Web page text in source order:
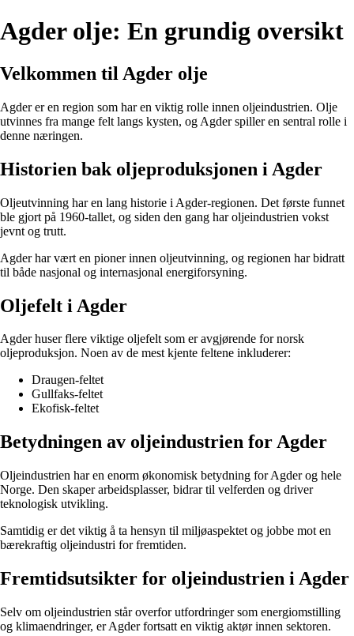
Agder olje: En grundig oversikt
Velkommen til Agder olje
Agder er en region som har en viktig rolle innen oljeindustrien. Olje
utvinnes fra mange felt langs kysten, og Agder spiller en sentral rolle i
denne næringen.
Historien bak oljeproduksjonen i Agder
Oljeutvinning har en lang historie i Agder-regionen. Det første funnet
ble gjort på 1960-tallet, og siden den gang har oljeindustrien vokst
jevnt og trutt.
Agder har vært en pioner innen oljeutvinning, og regionen har bidratt
til både nasjonal og internasjonal energiforsyning.
Oljefelt i Agder
Agder huser flere viktige oljefelt som er avgjørende for norsk
oljeproduksjon. Noen av de mest kjente feltene inkluderer:
Draugen-feltet
Gullfaks-feltet
Ekofisk-feltet
Betydningen av oljeindustrien for Agder
Oljeindustrien har en enorm økonomisk betydning for Agder og hele
Norge. Den skaper arbeidsplasser, bidrar til velferden og driver
teknologisk utvikling.
Samtidig er det viktig å ta hensyn til miljøaspektet og jobbe mot en
bærekraftig oljeindustri for fremtiden.
Fremtidsutsikter for oljeindustrien i Agder
Selv om oljeindustrien står overfor utfordringer som energiomstilling
og klimaendringer, er Agder fortsatt en viktig aktør innen sektoren.